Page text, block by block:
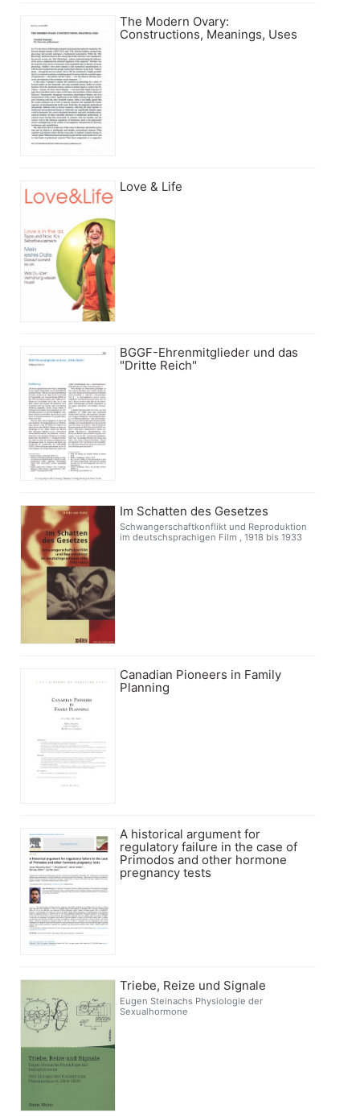
The Modern Ovary:
Constructions, Meanings, Uses
Love & Life
BGGF-Ehrenmitglieder und das
"Dritte Reich"
Im Schatten des Gesetzes
Schwangerschaftkonflikt und Reproduktion
im deutschsprachigen Film , 1918 bis 1933
Canadian Pioneers in Family
Planning
A historical argument for
regulatory failure in the case of
Primodos and other hormone
pregnancy tests
Triebe, Reize und Signale
Eugen Steinachs Physiologie der
Sexualhormone